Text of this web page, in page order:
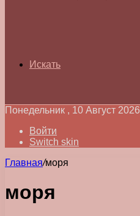
Искать
Понедельник , 10 Август 2026
Войти
Switch skin
Главная/моря
моря